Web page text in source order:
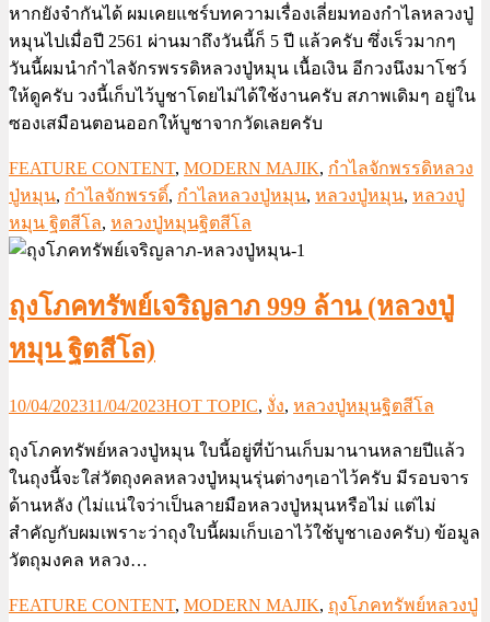
หากยังจำกันได้ ผมเคยแชร์บทความเรื่องเลี่ยมทองกำไลหลวงปู่
หมุนไปเมื่อปี 2561 ผ่านมาถึงวันนี้ก็ 5 ปี แล้วครับ ซึ่งเร็วมากๆ
วันนี้ผมนำกำไลจักรพรรดิหลวงปู่หมุน เนื้อเงิน อีกวงนึงมาโชว์
ให้ดูครับ วงนี้เก็บไว้บูชาโดยไม่ได้ใช้งานครับ สภาพเดิมๆ อยู่ใน
ซองเสมือนตอนออกให้บูชาจากวัดเลยครับ
FEATURE CONTENT, MODERN MAJIK, กำไลจักพรรดิหลวง
ปู่หมุน, กำไลจักพรรดิ์, กำไลหลวงปู่หมุน, หลวงปู่หมุน, หลวงปู่
หมุน ฐิตสีโล, หลวงปู่หมุนฐิตสีโล
ถุงโภคทรัพย์เจริญลาภ 999 ล้าน (หลวงปู่
หมุน ฐิตสีโล)
10/04/202311/04/2023HOT TOPIC, งั่ง, หลวงปู่หมุนฐิตสีโล
ถุงโภคทรัพย์หลวงปู่หมุน ใบนี้อยู่ที่บ้านเก็บมานานหลายปีแล้ว
ในถุงนี้จะใส่วัตถุงคลหลวงปู่หมุนรุ่นต่างๆเอาไว้ครับ มีรอบจาร
ด้านหลัง (ไม่แน่ใจว่าเป็นลายมือหลวงปู่หมุนหรือไม่ แต่ไม่
สำคัญกับผมเพราะว่าถุงใบนี้ผมเก็บเอาไว้ใช้บูชาเองครับ) ข้อมูล
วัตถุมงคล หลวง…
FEATURE CONTENT, MODERN MAJIK, ถุงโภคทรัพย์หลวงปู่